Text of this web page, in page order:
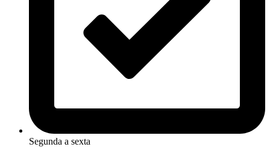
Segunda a sexta